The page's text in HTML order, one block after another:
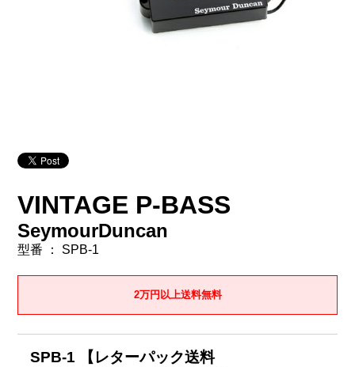
VINTAGE P-BASS
SeymourDuncan
型番 ： SPB-1
2万円以上送料無料
SPB-1 【レターパック送料